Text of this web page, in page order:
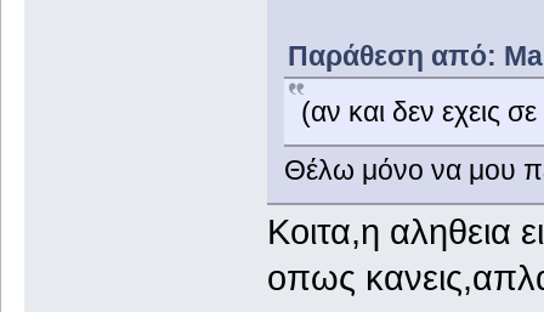
Παράθεση από:
(αν και δεν εχεις
Θέλω μόνο να μου
Κοιτα,η αληθεια
οπως